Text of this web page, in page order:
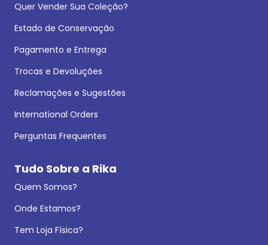
Quer Vender Sua Coleção?
Estado de Conservação
Pagamento e Entrega
Trocas e Devoluções
Reclamações e Sugestões
International Orders
Perguntas Frequentes
Tudo Sobre a Rika
Quem Somos?
Onde Estamos?
Tem Loja Física?